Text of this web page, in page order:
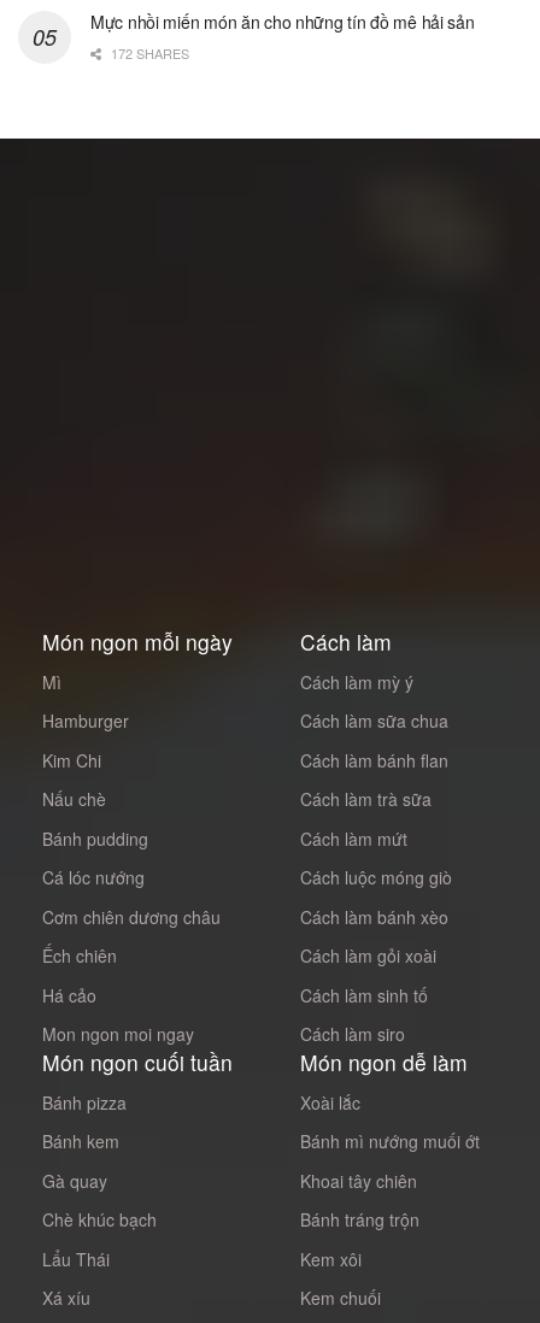
Mực nhồi miến món ăn cho những tín đồ mê hải sản
172 SHARES
Món ngon mỗi ngày
Mì
Hamburger
Kim Chi
Nấu chè
Bánh pudding
Cá lóc nướng
Cơm chiên dương châu
Ếch chiên
Há cảo
Mon ngon moi ngay
Cách làm
Cách làm mỳ ý
Cách làm sữa chua
Cách làm bánh flan
Cách làm trà sữa
Cách làm mứt
Cách luộc móng giò
Cách làm bánh xèo
Cách làm gỏi xoài
Cách làm sinh tố
Cách làm siro
Món ngon cuối tuần
Bánh pizza
Bánh kem
Gà quay
Chè khúc bạch
Lẩu Thái
Xá xíu
Món ngon dễ làm
Xoài lắc
Bánh mì nướng muối ớt
Khoai tây chiên
Bánh tráng trộn
Kem xôi
Kem chuối